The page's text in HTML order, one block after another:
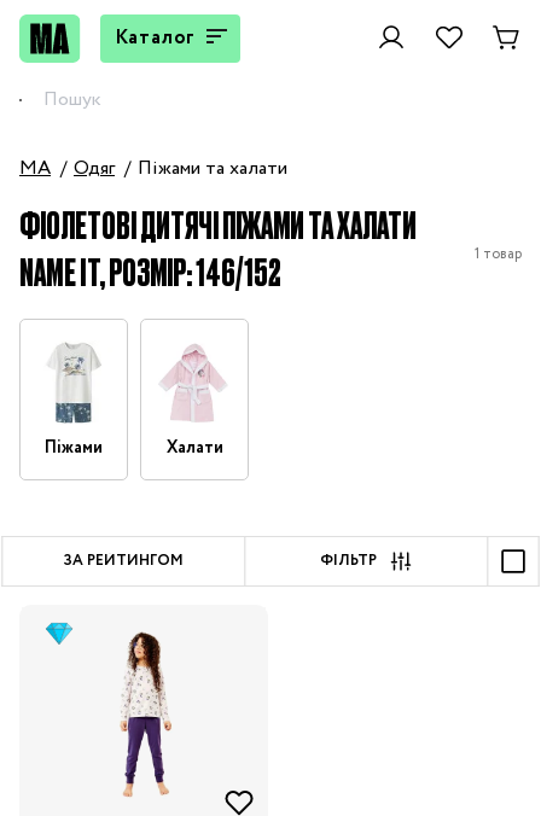
Каталог
MA Одяг Піжами та халати
ФІОЛЕТОВІ ДИТЯЧІ ПІЖАМИ ТА ХАЛАТИ
NAME IT, РОЗМІР: 146/152
1 товар
Піжами Халати
ЗА РЕЙТИНГОМ ФІЛЬТР